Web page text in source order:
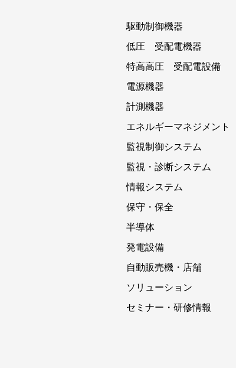
駆動制御機器
低圧 受配電機器
特高高圧 受配電設備
電源機器
計測機器
エネルギーマネジメント
監視制御システム
監視・診断システム
情報システム
保守・保全
半導体
発電設備
自動販売機・店舗
ソリューション
セミナー・研修情報